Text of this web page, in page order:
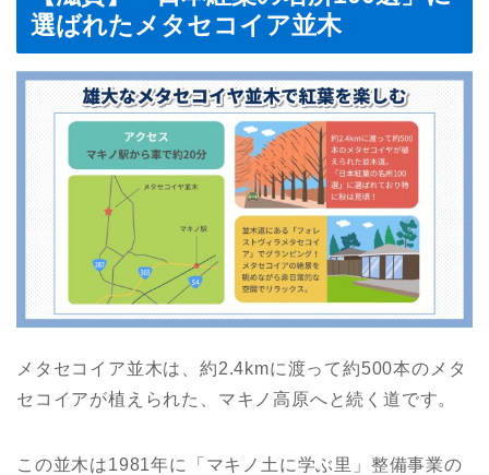
選ばれたメタセコイア並木
メタセコイア並木は、約2.4kmに渡って約500本のメタ
セコイアが植えられた、マキノ高原へと続く道です。
この並木は1981年に「マキノ土に学ぶ里」整備事業の